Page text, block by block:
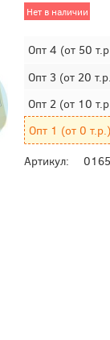
Нет в наличии
Опт 4 (от 50
Опт 3 (от 20
Опт 2(от 10
Опт 1 (от 0 т.р.)
Артикул: